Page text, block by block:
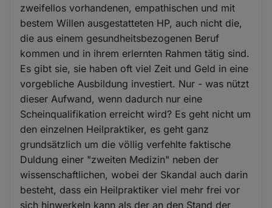
zweifellos vorhandenen, empathischen und mit
bestem Willen ausgestatteten HP, auch nicht die,
die aus einem gesundheitsbezogenen Beruf
kommen und in ihrem erlernten Rahmen tätig sind.
Es gibt sie, sie haben oft viel Zeit und Geld in eine
vorgebliche Ausbildung investiert. Nur - was nützt
dieser Aufwand, wenn dadurch nur eine
Scheinqualifikation erreicht wird? Es geht nicht um
den einzelnen Heilpraktiker, es geht ganz
grundsätzlich um die völlig verfehlte faktische
Duldung einer "zweiten Medizin" neben der
wissenschaftlichen, wobei der Skandal auch darin
besteht, dass ein Heilpraktiker viel mehr frei vor
sich hinwerkeln kann als der an den Stand der